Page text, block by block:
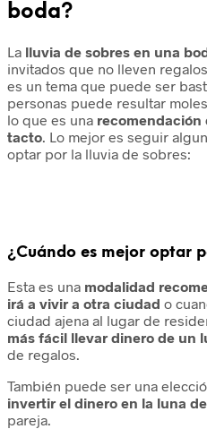
boda?
La lluvia de sobres en una
invitados que no lleven
es un tema que puede ser
personas puede resultar
lo que es una recomendación
tacto. Lo mejor es seguir
optar por la lluvia de sobres:
¿Cuándo es mejor optar
Esta es una modalidad
irá a vivir a otra ciudad o
ciudad ajena al lugar de
más fácil llevar dinero de un
de regalos.
También puede ser una
invertir el dinero en la luna
pareja.